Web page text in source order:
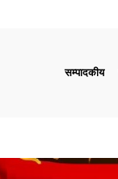
सम्पादकीय